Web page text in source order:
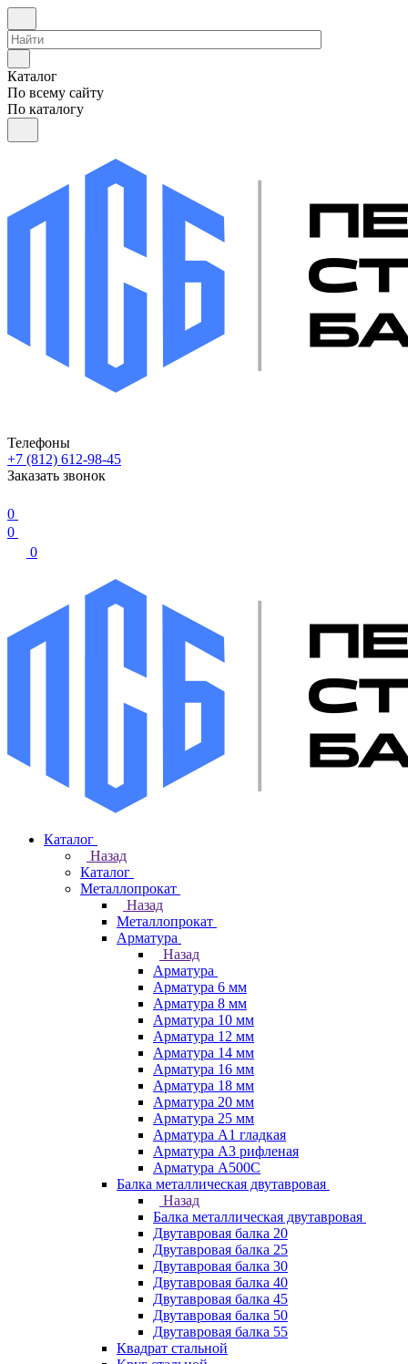
Каталог
По всему сайту
По каталогу
Телефоны
+7 (812) 612-98-45
Заказать звонок
0
0
0
Каталог
Назад
Каталог
Металлопрокат
Назад
Металлопрокат
Арматура
Назад
Арматура
Арматура 6 мм
Арматура 8 мм
Арматура 10 мм
Арматура 12 мм
Арматура 14 мм
Арматура 16 мм
Арматура 18 мм
Арматура 20 мм
Арматура 25 мм
Арматура А1 гладкая
Арматура А3 рифленая
Арматура А500С
Балка металлическая двутавровая
Назад
Балка металлическая двутавровая
Двутавровая балка 20
Двутавровая балка 25
Двутавровая балка 30
Двутавровая балка 40
Двутавровая балка 45
Двутавровая балка 50
Двутавровая балка 55
Квадрат стальной